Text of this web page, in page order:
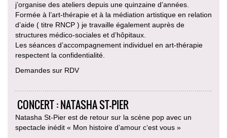
j’organise des ateliers depuis une quinzaine d’années.
Formée à l’art-thérapie et à la médiation artistique en relation
d’aide ( titre RNCP ) je travaille également auprès de
structures médico-sociales et d’hôpitaux.
Les séances d’accompagnement individuel en art-thérapie
respectent la confidentialité.
Demandes sur RDV
CONCERT : NATASHA ST-PIER
Natasha St-Pier est de retour sur la scène pop avec un
spectacle inédit « Mon histoire d’amour c‘est vous »